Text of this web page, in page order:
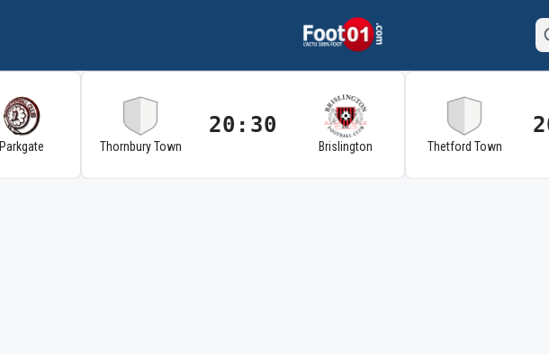
Parkgate Thornbury Town
20:30
Brislington Thetford Town